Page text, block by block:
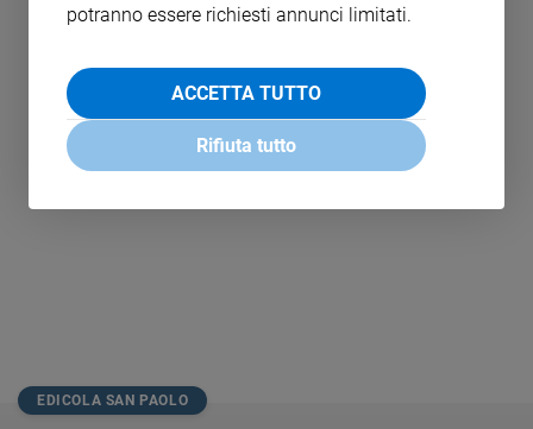
Riflessioni
Policy
LEGGI ALTRO
EDICOLA SAN PAOLO
potranno essere richiesti annunci limitati.
ACCETTA TUTTO
Rifiuta tutto